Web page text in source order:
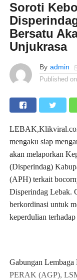
Soroti
Bersatu
Unjukrasa
By admin
Published on
mengaku siap
akan melaporkan
(Disperindag)
(APH) terkait
Disperindag Lebak.
berkordinasi untuk
keperdulian
Gabungan
PERAK (AGP),